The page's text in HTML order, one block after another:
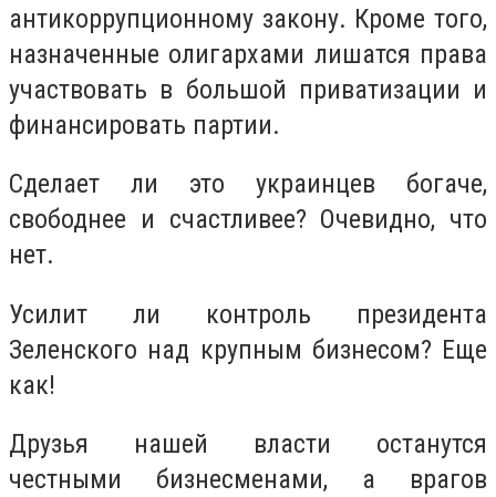
антикоррупционному закону. Кроме того,
назначенные олигархами лишатся права
участвовать в большой приватизации и
финансировать партии.
Сделает ли это украинцев богаче,
свободнее и счастливее? Очевидно, что
нет.
Усилит ли контроль президента
Зеленского над крупным бизнесом? Еще
как!
Друзья нашей власти останутся
честными бизнесменами, а врагов